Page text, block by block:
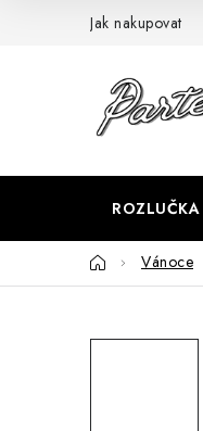
Jak nakupovat
ROZLUČKA
DomůVánoce